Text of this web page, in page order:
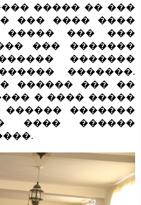
����� �� ���
��� ���� ����
����� ��� ���
��� �������
�������
�������.
������ ��� ��
� ���� �����
�������
���� ������